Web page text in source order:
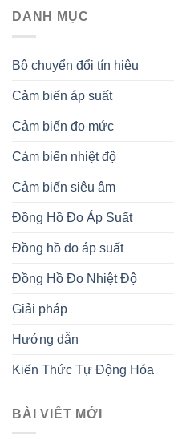
DANH MỤC
Bộ chuyển đổi tín hiệu
Cảm biến áp suất
Cảm biến đo mức
Cảm biến nhiệt độ
Cảm biến siêu âm
Đồng Hồ Đo Áp Suất
Đồng hồ đo áp suất
Đồng Hồ Đo Nhiệt Độ
Giải pháp
Hướng dẫn
Kiến Thức Tự Động Hóa
BÀI VIẾT MỚI